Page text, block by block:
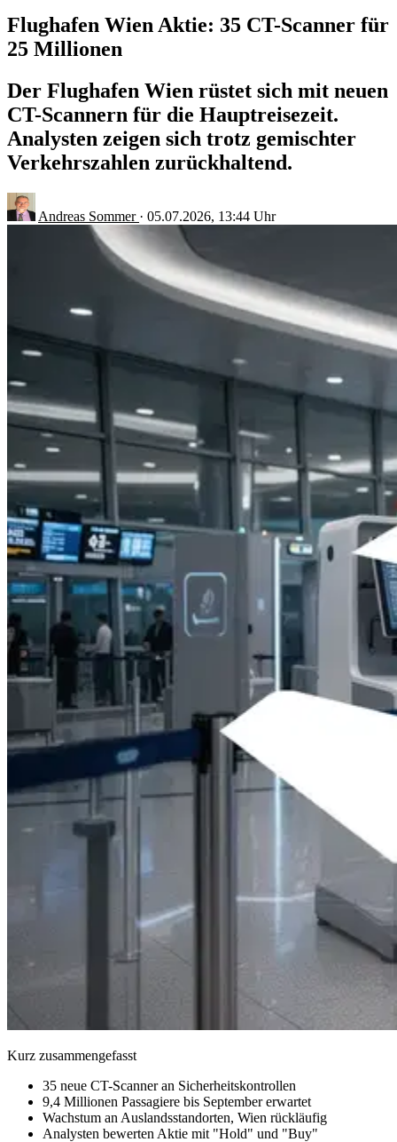
Flughafen Wien Aktie: 35 CT-Scanner für
25 Millionen
Der Flughafen Wien rüstet sich mit neuen
CT-Scannern für die Hauptreisezeit.
Analysten zeigen sich trotz gemischter
Verkehrszahlen zurückhaltend.
Andreas Sommer · 05.07.2026, 13:44 Uhr
Kurz zusammengefasst
35 neue CT-Scanner an Sicherheitskontrollen
9,4 Millionen Passagiere bis September erwartet
Wachstum an Auslandsstandorten, Wien rückläufig
Analysten bewerten Aktie mit "Hold" und "Buy"